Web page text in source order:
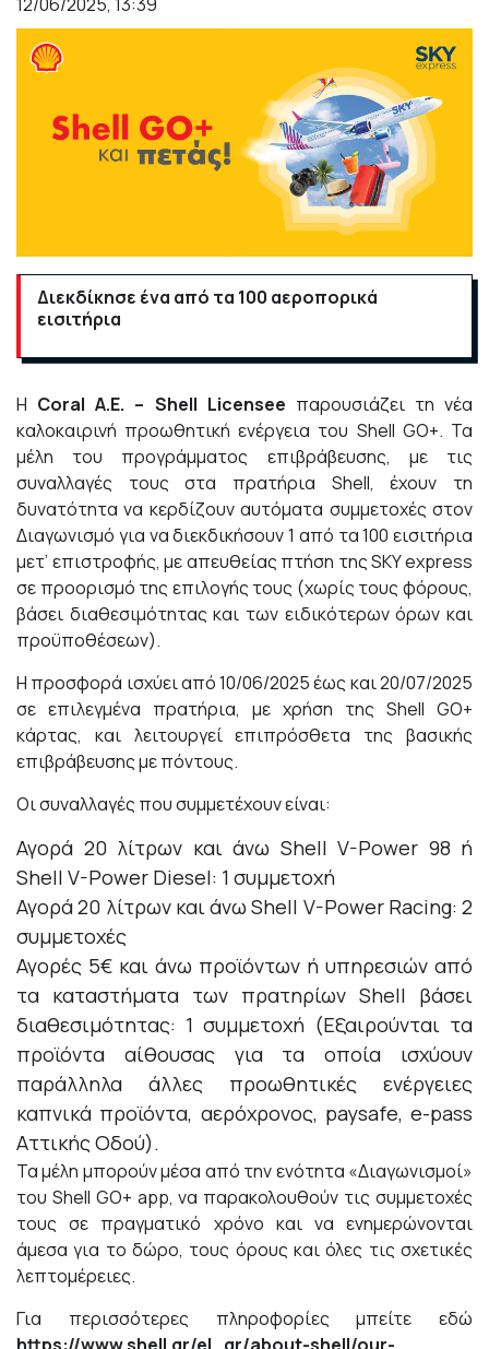
Διεκδίκησε ένα από τα 100 αεροπορικά
εισιτήρια
Η Coral Α.Ε. – Shell Licensee παρουσιάζει τη νέα
καλοκαιρινή προωθητική ενέργεια του Shell GO+. Τα
μέλη του προγράμματος επιβράβευσης, με τις
συναλλαγές τους στα πρατήρια Shell, έχουν τη
δυνατότητα να κερδίζουν αυτόματα συμμετοχές στον
Διαγωνισμό για να διεκδικήσουν 1 από τα 100 εισιτήρια
μετ’ επιστροφής, με απευθείας πτήση της SKY express
σε προορισμό της επιλογής τους (χωρίς τους φόρους,
βάσει διαθεσιμότητας και των ειδικότερων όρων και
προϋποθέσεων).
Η προσφορά ισχύει από 10/06/2025 έως και 20/07/2025
σε επιλεγμένα πρατήρια, με χρήση της Shell GO+
κάρτας, και λειτουργεί επιπρόσθετα της βασικής
επιβράβευσης με πόντους.
Οι συναλλαγές που συμμετέχουν είναι:
Αγορά 20 λίτρων και άνω Shell V-Power 98 ή
Shell V-Power Diesel: 1 συμμετοχή
Αγορά 20 λίτρων και άνω Shell V-Power Racing: 2
συμμετοχές
Αγορές 5€ και άνω προϊόντων ή υπηρεσιών από
τα καταστήματα των πρατηρίων Shell βάσει
διαθεσιμότητας: 1 συμμετοχή (Εξαιρούνται τα
προϊόντα αίθουσας για τα οποία ισχύουν
παράλληλα άλλες προωθητικές ενέργειες
καπνικά προϊόντα, αερόχρονος, paysafe, e-pass
Αττικής Οδού).
Τα μέλη μπορούν μέσα από την ενότητα «Διαγωνισμοί»
του Shell GO+ app, να παρακολουθούν τις συμμετοχές
τους σε πραγματικό χρόνο και να ενημερώνονται
άμεσα για το δώρο, τους όρους και όλες τις σχετικές
λεπτομέρειες.
Για περισσότερες πληροφορίες μπείτε εδώ